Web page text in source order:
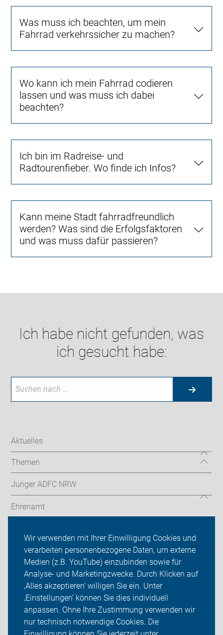
Wir verwenden mit Ihrer Einwilligung Cookies und
verarbeiten personenbezogene Daten, um externe
Medien (z.B. YouTube) einzubinden sowie für
Analyse- und Marketingzwecke. Durch Klicken auf
‚Alles akzeptieren‘ willigen Sie ein. Unter
‚Einstellungen‘ können Sie dies individuell
anpassen. Ohne Ihre Zustimmung verwenden wir
nur technisch notwendige Cookies. Die
Was muss ich beachten, um mein
Fahrrad verkehrssicher zu machen?
Wo kann ich mein Fahrrad codieren
lassen und was muss ich dabei
beachten?
Ich bin im Radreise- und
Radtourenfieber. Wo finde ich Infos?
Kann meine Stadt fahrradfreundlich
werden? Was sind die Erfolgsfaktoren
und was muss dafür passieren?
Ich habe nicht gefunden, was
ich gesucht habe:
Aktuelles
Themen
Junger ADFC NRW
Ehrenamt
Über uns
Sei dabei
Presse
Login